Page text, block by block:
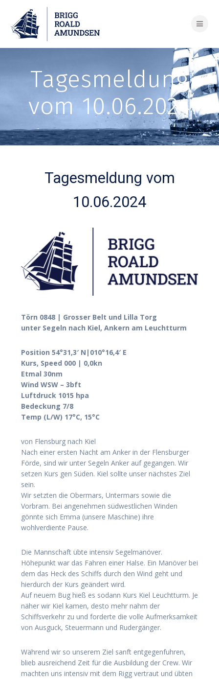
Tagesmeldung
vom 10.06.2024
Tagesmeldung vom
10.06.2024
Törn 0848 | Grosser Belt und Lilla Torg
unter Segeln nach Kiel, Ankern am Leuchtturm
Position 54°31,3′ N|010°16,4′ E
Kurs, Speed 000 | 0,0kn
Etmal 30nm
Wind WSW – 3bft
Luftdruck 1015 hpa
Bedeckung 7/8
Temp (L/W) 17°C, 15°C
von Flensburg nach Kiel
Nach einer ersten Nacht am Anker in der Flensburger
Förde, sind wir unter Segeln Anker auf gegangen. Wir
setzen Kurs gen Süden. Kiel sollte unser nächstes Ziel
sein.
Wir setzten die Obermars, Untermars sowie die
Vorbram. Bei angenehmen südwestlichen Winden
gönnte sich Emma (unsere Maschine) ihre
wohlverdiente Pause.
Die Mannschaft übte intensiv Segelmanöver.
Höhepunkt war das Fahren einer Halse. Ein Manöver bei
dem das Heck des Schiffs durch den Wind geht und
hierdurch der Kurs geändert wird.
Auf neuem Bug hieß es sodann Kurs Kiel Leuchtturm. Je
näher wir Kiel kamen, desto mehr nahm der
Schiffsverkehr zu und forderte die volle Aufmerksamkeit
von Ausguck, Steuermann und Rudergänger.
Während wir so unserem Ziel sanft entgegenfuhren,
blieb ausreichend Zeit für die Ausbildung der Crew. Wir
machten uns intensiv mit dem Rigg vertraut und übten